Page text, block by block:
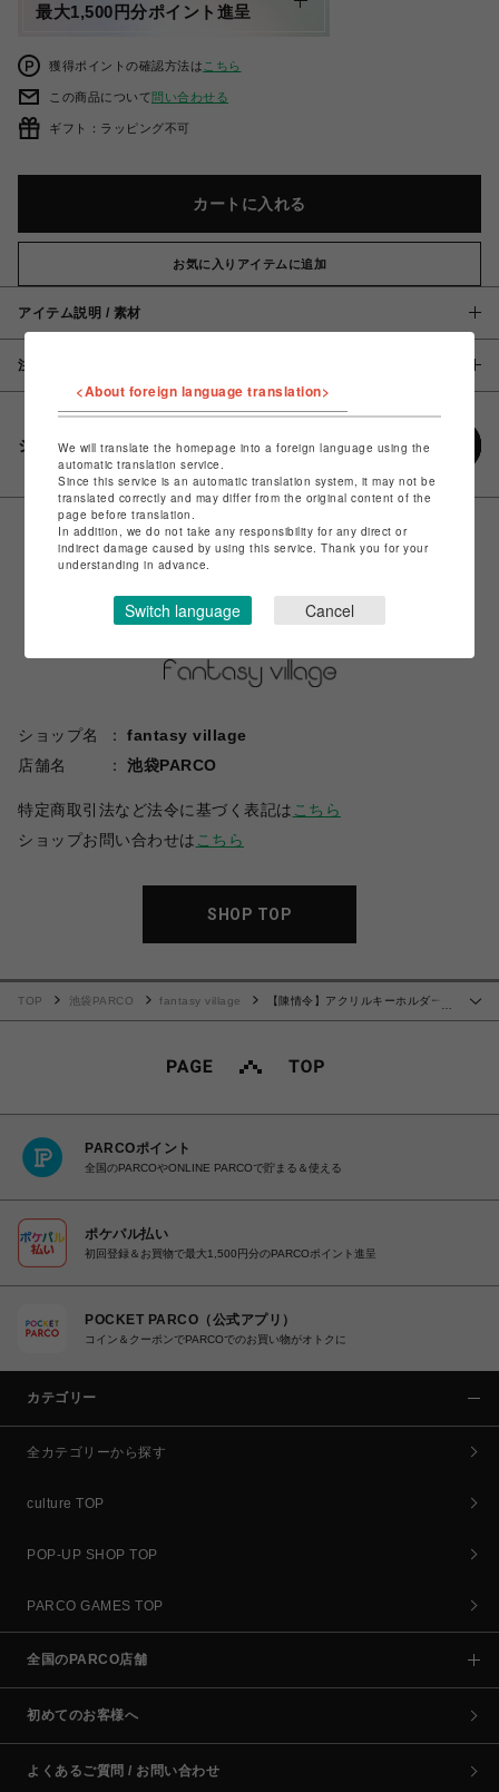
最大1,500円分ポイント進呈
獲得ポイントの確認方法は こちら
この商品について問い合わせる
ギフト：ラッピング不可
カートに入れる
お気に入りアイテムに追加
アイテム説明 / 素材
注意事項
シェアする
ショップ名
fantasy village
店舗名
池袋PARCO
特定商取引法など法令に基づく表記は こちら
ショップお問い合わせは こちら
SHOP TOP
TOP 池袋PARCO fantasy village
【陳情令】アクリルキーホルダー
PARCOポイント
全国のPARCOやONLINE PARCOで貯まる＆使える
ポケパル払い
初回登録＆お買物で最大1,500円分のPARCOポイント進呈
POCKET PARCO（公式アプリ）
コイン＆クーポンでPARCOでのお買い物がオトクに
カテゴリー
全カテゴリーから探す
culture TOP
POP-UP SHOP TOP
PARCO GAMES TOP
全国のPARCO店舗
初めてのお客様へ
よくあるご質問 / お問い合わせ
<About foreign language translation>
We will translate the homepage into a foreign language using the
automatic translation service.
Since this service is an automatic translation system, it may not be
translated correctly and may differ from the original content of the
page before translation.
In addition, we do not take any responsibility for any direct or
indirect damage caused by using this service. Thank you for your
understanding in advance.
Switch language Cancel